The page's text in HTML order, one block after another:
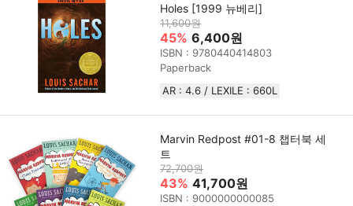
Holes [1999 뉴베리]
11,600원
45% 6,400원
ISBN : 9780440414803
Paperback
AR : 4.6 / LEXILE : 660L
Marvin Redpost #01-8 챕터북 세
트
72,700원
43% 41,700원
ISBN : 9000000000085